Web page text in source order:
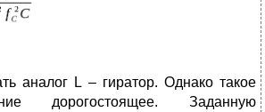
аналог L – гиратор. Однако такое
дорогостоящее. Заданную